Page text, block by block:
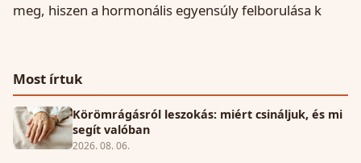
meg, hiszen a hormonális egyensúly felborulása k
Most írtuk
Körömrágásról leszokás: miért csináljuk, és mi
segít valóban
2026. 08. 06.